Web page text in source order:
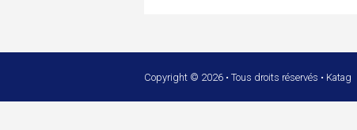
Copyright © 2026 • Tous droits réservés • Katag